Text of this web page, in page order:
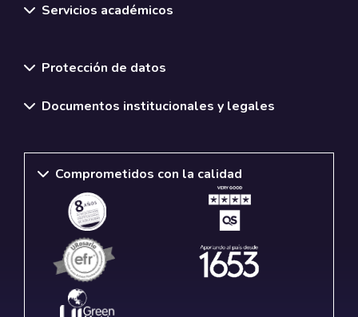
Servicios académicos
Protección de datos
Documentos institucionales y legales
Comprometidos con la calidad